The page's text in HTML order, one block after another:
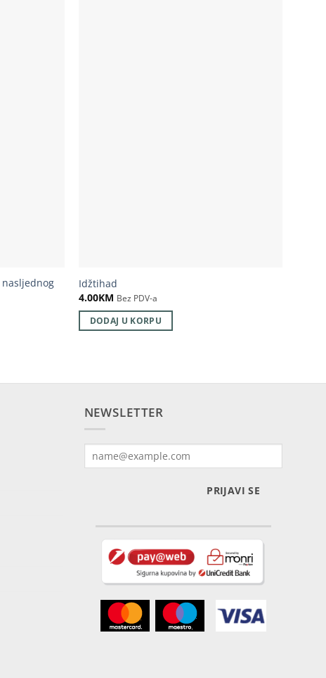
Idžtihad
4.00KM Bez PDV-a
DODAJ U KORPU
NEWSLETTER
PRIJAVI SE